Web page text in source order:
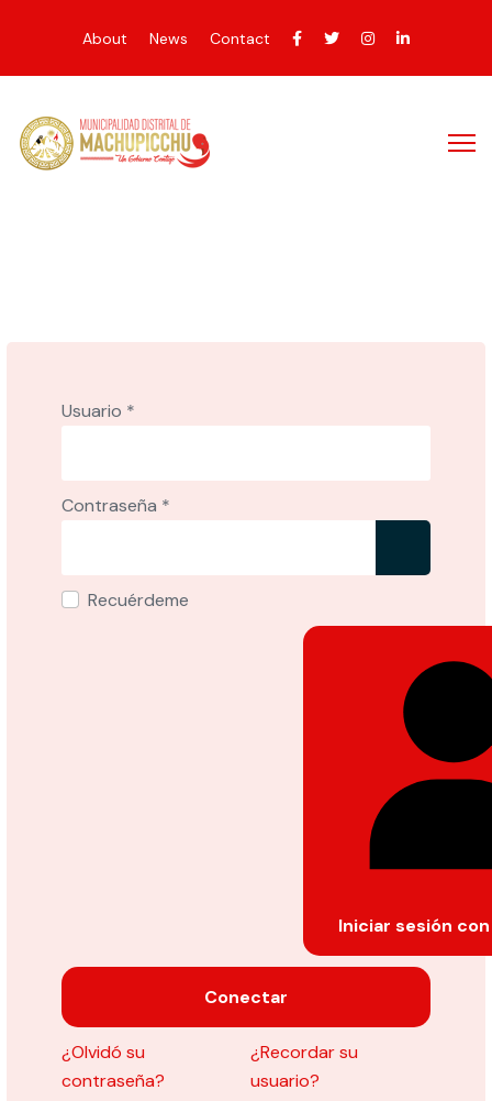
About News Contact
Usuario *
Contraseña *
Recuérdeme
Iniciar sesión
Conectar
¿Olvidó su
contraseña?
¿Recordar su
usuario?